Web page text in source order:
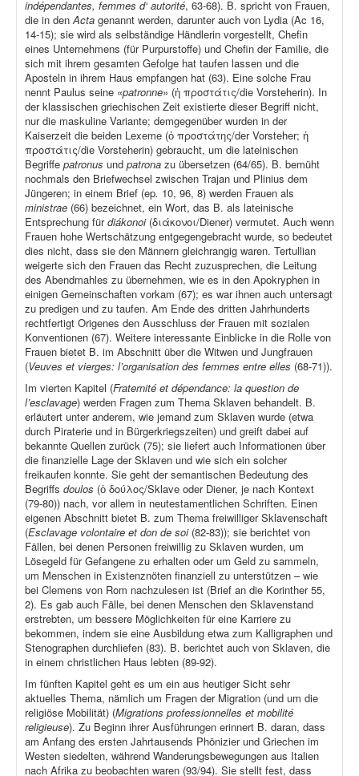
indépendantes, femmes d‘ autorité, 63-68). B. spricht von Frauen,
die in denActa genannt werden, darunter auch von Lydia (Ac 16,
14-15); sie wird als selbständige Händlerin vorgestellt, Chefin
eines Unternehmens (für Purpurstoffe) und Chefin der Familie, die
sich mit ihrem gesamten Gefolge hat taufen lassen und die
Aposteln in ihrem Haus empfangen hat (63). Eine solche Frau
nennt Paulus seine «patronne» (ἡ προστάτις/die Vorsteherin). In
der klassischen griechischen Zeit existierte dieser Begriff nicht,
nur die maskuline Variante; demgegenüber wurden in der
Kaiserzeit die beiden Lexeme (ὁ προστάτης/der Vorsteher; ἡ
προστάτις/die Vorsteherin) gebraucht, um die lateinischen
Begriffe patronus und patrona zu übersetzen (64/65). B. bemüht
nochmals den Briefwechsel zwischen Trajan und Plinius dem
Jüngeren; in einem Brief (ep. 10, 96, 8) werden Frauen als
ministrae (66) bezeichnet, ein Wort, das B. als lateinische
Entsprechung fürdiákonoi (διάκονοι/Diener) vermutet. Auch wenn
Frauen hohe Wertschätzung entgegengebracht wurde, so bedeutet
dies nicht, dass sie den Männern gleichrangig waren. Tertullian
weigerte sich den Frauen das Recht zuzusprechen, die Leitung
des Abendmahles zu übernehmen, wie es in den Apokryphen in
einigen Gemeinschaften vorkam (67); es war ihnen auch untersagt
zu predigen und zu taufen. Am Ende des dritten Jahrhunderts
rechtfertigt Origenes den Ausschluss der Frauen mit sozialen
Konventionen (67). Weitere interessante Einblicke in die Rolle von
Frauen bietet B. im Abschnitt über die Witwen und Jungfrauen
(Veuves et vierges: l’organisation des femmes entre elles (68-71)).
Im vierten Kapitel (Fraternité et dépendance: la question de
l’esclavage) werden Fragen zum Thema Sklaven behandelt. B.
erläutert unter anderem, wie jemand zum Sklaven wurde (etwa
durch Piraterie und in Bürgerkriegszeiten) und greift dabei auf
bekannte Quellen zurück (75); sie liefert auch Informationen über
die finanzielle Lage der Sklaven und wie sich ein solcher
freikaufen konnte. Sie geht der semantischen Bedeutung des
Begriffs doulos (ὁ δούλος/Sklave oder Diener, je nach Kontext
(79-80)) nach, vor allem in neutestamentlichen Schriften. Einen
eigenen Abschnitt bietet B. zum Thema freiwilliger Sklavenschaft
(Esclavage volontaire et don de soi(82-83)); sie berichtet von
Fällen, bei denen Personen freiwillig zu Sklaven wurden, um
Lösegeld für Gefangene zu erhalten oder um Geld zu sammeln,
um Menschen in Existenznöten finanziell zu unterstützen – wie
bei Clemens von Rom nachzulesen ist (Brief an die Korinther 55,
2). Es gab auch Fälle, bei denen Menschen den Sklavenstand
erstrebten, um bessere Möglichkeiten für eine Karriere zu
bekommen, indem sie eine Ausbildung etwa zum Kalligraphen und
Stenographen durchliefen (83). B. berichtet auch von Sklaven, die
in einem christlichen Haus lebten (89-92).
Im fünften Kapitel geht es um ein aus heutiger Sicht sehr
aktuelles Thema, nämlich um Fragen der Migration (und um die
religiöse Mobilität) (Migrations professionnelles et mobilité
religieuse). Zu Beginn ihrer Ausführungen erinnert B. daran, dass
am Anfang des ersten Jahrtausends Phönizier und Griechen im
Westen siedelten, während Wanderungsbewegungen aus Italien
nach Afrika zu beobachten waren (93/94). Sie stellt fest, dass